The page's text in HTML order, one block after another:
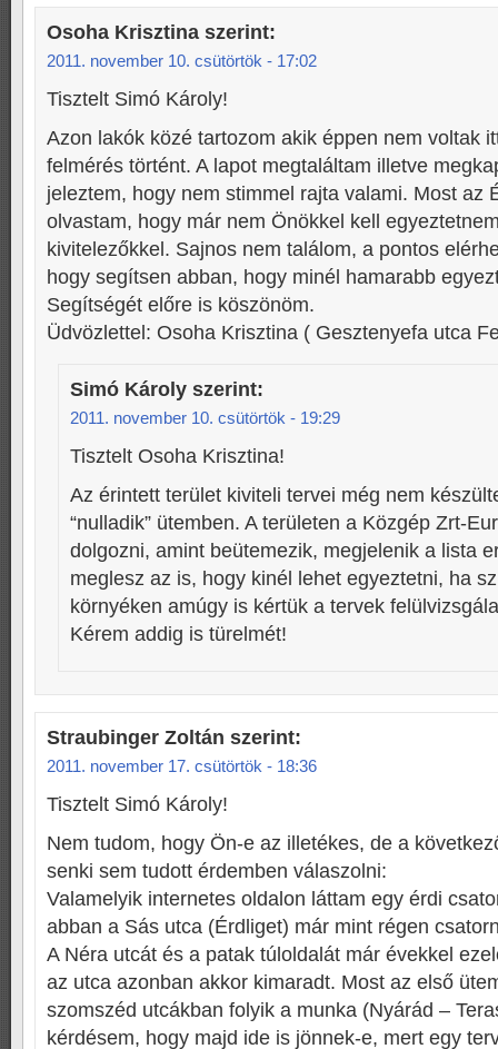
Osoha Krisztina szerint:
2011. november 10. csütörtök - 17:02
Tisztelt Simó Károly!
Azon lakók közé tartozom akik éppen nem voltak
felmérés történt. A lapot megtaláltam illetve
jeleztem, hogy nem stimmel rajta valami. Most az
olvastam, hogy már nem Önökkel kell
kivitelezőkkel. Sajnos nem találom, a pontos
hogy segítsen abban, hogy minél hamarabb
Segítségét előre is köszönöm.
Üdvözlettel: Osoha Krisztina ( Gesztenyefa utca
Simó Károly szerint:
2011. november 10. csütörtök - 19:29
Tisztelt Osoha Krisztina!
Az érintett terület kiviteli tervei még nem
“nulladik” ütemben. A területen a Közgép Zrt-
dolgozni, amint beütemezik, megjelenik a lista
meglesz az is, hogy kinél lehet egyeztetni, ha
környéken amúgy is kértük a tervek
Kérem addig is türelmét!
Straubinger Zoltán szerint:
2011. november 17. csütörtök - 18:36
Tisztelt Simó Károly!
Nem tudom, hogy Ön-e az illetékes, de a
senki sem tudott érdemben válaszolni:
Valamelyik internetes oldalon láttam egy érdi
abban a Sás utca (Érdliget) már mint régen
A Néra utcát és a patak túloldalát már évekkel
az utca azonban akkor kimaradt. Most az első
szomszéd utcákban folyik a munka (Nyárád –
kérdésem, hogy majd ide is jönnek-e, mert egy